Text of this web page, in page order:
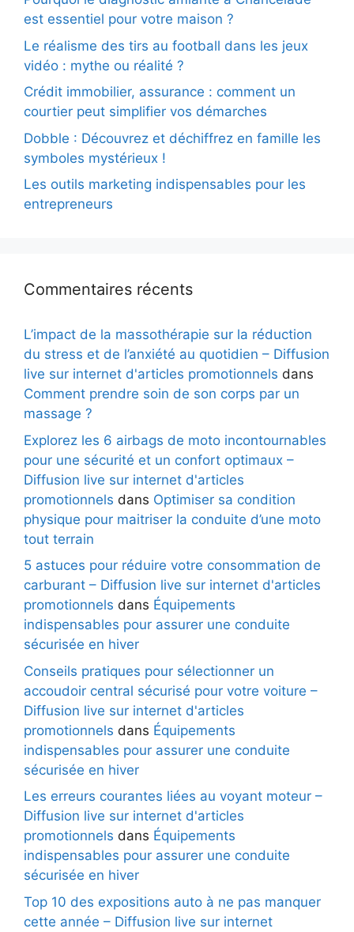
est essentiel pour votre maison ?
Le réalisme des tirs au football dans les jeux
vidéo : mythe ou réalité ?
Crédit immobilier, assurance : comment un
courtier peut simplifier vos démarches
Dobble : Découvrez et déchiffrez en famille les
symboles mystérieux !
Les outils marketing indispensables pour les
entrepreneurs
Commentaires récents
L’impact de la massothérapie sur la réduction
du stress et de l’anxiété au quotidien – Diffusion
live sur internet d'articles promotionnels dans
Comment prendre soin de son corps par un
massage ?
Explorez les 6 airbags de moto incontournables
pour une sécurité et un confort optimaux –
Diffusion live sur internet d'articles
promotionnels dans Optimiser sa condition
physique pour maitriser la conduite d’une moto
tout terrain
5 astuces pour réduire votre consommation de
carburant – Diffusion live sur internet d'articles
promotionnels dans Équipements
indispensables pour assurer une conduite
sécurisée en hiver
Conseils pratiques pour sélectionner un
accoudoir central sécurisé pour votre voiture –
Diffusion live sur internet d'articles
promotionnels dans Équipements
indispensables pour assurer une conduite
sécurisée en hiver
Les erreurs courantes liées au voyant moteur –
Diffusion live sur internet d'articles
promotionnels dans Équipements
indispensables pour assurer une conduite
sécurisée en hiver
Top 10 des expositions auto à ne pas manquer
cette année – Diffusion live sur internet